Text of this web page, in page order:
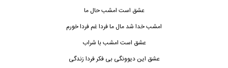
عشق است امشب حال ما
امشب خدا شد مال ما فردا غم فردا خورم
عشق است امشب با شراب
عشق این دیوونگی بی فکر فردا زندگی